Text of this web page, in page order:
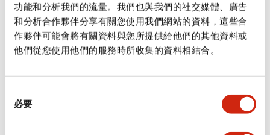
功能和分析我們的流量。我們也與我們的社交媒體、廣告
和分析合作夥伴分享有關您使用我們網站的資料，這些合
作夥伴可能會將有關資料與您所提供給他們的其他資料或
他們從您使用他們的服務時所收集的資料相結合。
必要
規格 顯示全部
審美規範